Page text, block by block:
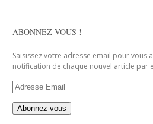
ABONNEZ-VOUS !
Saisissez votre adresse email pour vous
notification de chaque nouvel article par
Adresse
Email